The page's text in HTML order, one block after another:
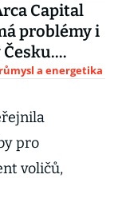
Capital
problémy i
Česku.
ochranu
před věřiteli
a energetika
pro
voličů,